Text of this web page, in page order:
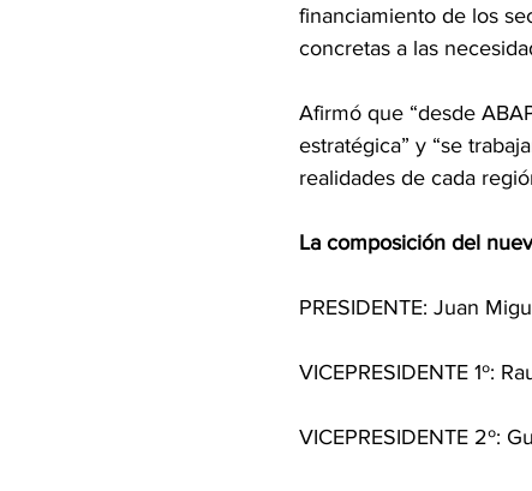
financiamiento de los
concretas a las
Afirmó que “desde
estratégica” y “se
realidades de cada
La composición del
PRESIDENTE: Juan
VICEPRESIDENTE 1º:
VICEPRESIDENTE 2º: